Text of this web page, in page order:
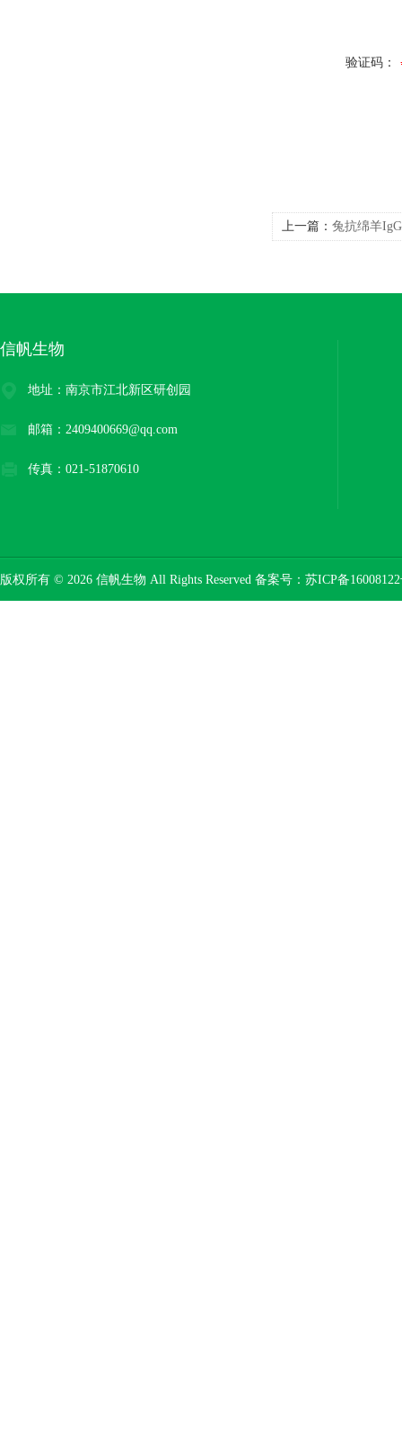
验证码：
上一篇： 兔抗绵羊
信帆生物
地址：南京市江北新区研创园
邮箱：2409400669@qq.com
传真：021-51870610
版权所有 © 2026 信帆生物 All Rights Reserved 备案号： 苏ICP备